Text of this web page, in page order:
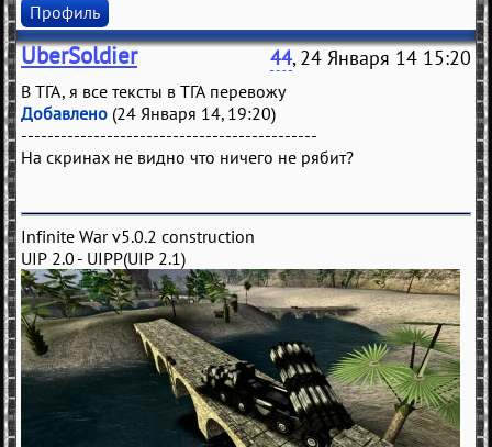
Профиль
UberSoldier 44, 24 Января 14 15:20
В ТГА, я все тексты в ТГА перевожу
Добавлено (24 Января 14, 19:20)
---------------------------------------------
На скринах не видно что ничего не рябит?
Infinite War v5.0.2 construction
UIP 2.0 - UIPP(UIP 2.1)